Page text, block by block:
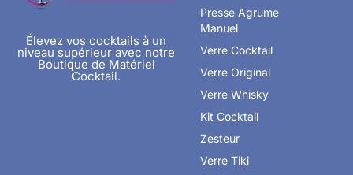
Élevez vos cocktails à un
niveau supérieur avec notre
Boutique de Matériel
Cocktail.
Presse Agrume
Manuel
Verre Cocktail
Verre Original
Verre Whisky
Kit Cocktail
Zesteur
Verre Tiki